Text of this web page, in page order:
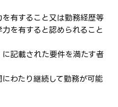
を有すること又は勤務経歴等
を有すると認められること
に記載された要件を満たす者
にわたり継続して勤務が可能